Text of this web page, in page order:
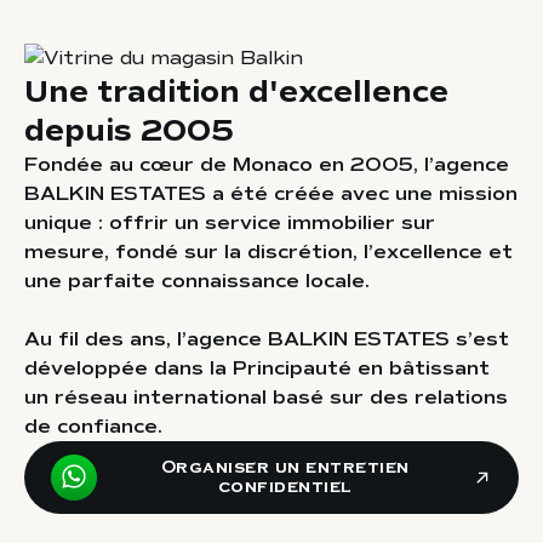
Parlons-en
Parlons-en
Une tradition d'excellence
depuis 2005
Fondée au cœur de Monaco en 2005, l’agence
BALKIN ESTATES a été créée avec une mission
unique : offrir un service immobilier sur
mesure, fondé sur la discrétion, l’excellence et
une parfaite connaissance locale.
Au fil des ans, l’agence BALKIN ESTATES s’est
développée dans la Principauté en bâtissant
un réseau international basé sur des relations
de confiance.
Organiser un entretien
confidentiel